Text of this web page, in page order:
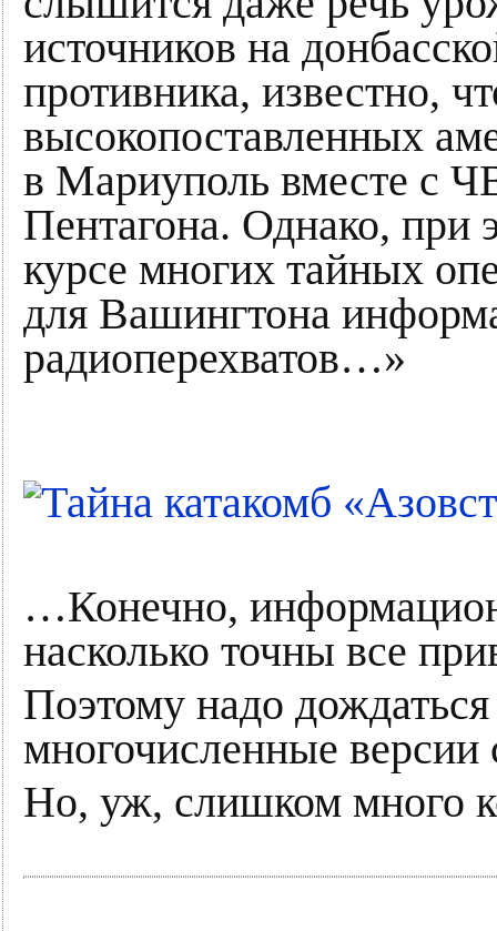
источников на
противника, известно,
высокопоставленных
в Мариуполь вместе с
Пентагона. Однако,
курсе многих тайных
для Вашингтона
радиоперехватов…»
…Конечно,
насколько точны все
Поэтому надо
многочисленные версии
Но, уж, слишком много